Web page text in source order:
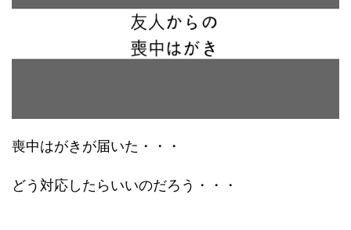
喪中はがきが届いた・・・
どう対応したらいいのだろう・・・